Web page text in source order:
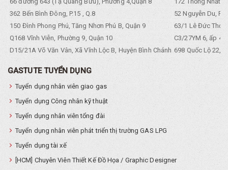
362 Bến Bình Đông, P.15 , Q.8
52 Nguyễn Du,
150 Đình Phong Phú, Tăng Nhơn Phú B, Quận 9
63/1 Lê Đức Thọ,
Q168 Vĩnh Viễn, Phường 9, Quận 10
C3/27YM 6, ấp 4,
D15/21A Võ Văn Vân, Xã Vĩnh Lộc B, Huyện Bình Chánh 698 Quốc Lộ 22,
GASTUTE TUYỂN DỤNG
Tuyển dụng nhân viên giao gas
Tuyển dụng Công nhân kỹ thuật
Tuyển dụng nhân viên tổng đài
Tuyển dụng nhân viên phát triển thị trường GAS LPG
Tuyển dụng tài xế
[HCM] Chuyên Viên Thiết Kế Đồ Họa / Graphic Designer